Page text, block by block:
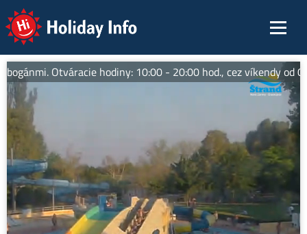
Holiday Info
Otváracie hodiny: 10:00 - 20:00 hod., cez víkendy od